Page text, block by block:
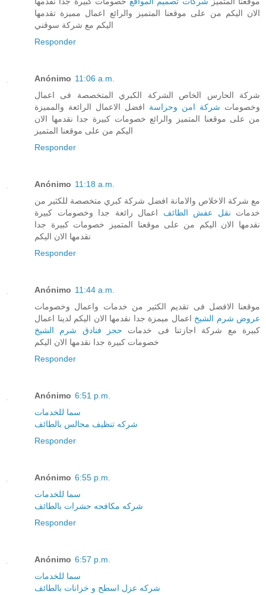
الان اليكم من على موقعنا المتميز والرائع اعمال مميزة تقدمها
اليكم مع شركة سوقني
Responder
Anónimo 11:06 a.m.
شركة الحارس الخاص الشركة الكبري المتخصصة فى اعمال
وخصومات شركة امن وحراسة افضل الاعمال الرائعة والمميزة
من على موقعنا المتميز والرائع خصومات كبيرة جدا نقدمها الان
اليكم من على موقعنا المتميز
Responder
Anónimo 11:18 a.m.
مع شركة الاخلاص والامانة افضل شركة كبري متخصصة للكثير من
خدمات نقل عفش الطائف اعمال رائعة جدا وخصومات كبيرة
نقدمها الان اليكم من على موقعنا المتميز خصومات كبيرة جدا
نقدمها الان اليكم
Responder
Anónimo 11:44 a.m.
موقعنا الافضل فى تقديم الكثير من خدمات واعمال وخصومات
عروض شرم الشيخ اعمال ميمزة جدا نقدمها الان اليكم لدينا اعمال
كبيرة مع شركة اجازتنا فى خدمات حجز فنادق شرم الشيخ
خصومات كبيرة جدا نقدمها الان اليكم
Responder
Anónimo 6:51 p.m.
سما للخدمات
شركه تنظيف مجالس بالطائف
Responder
Anónimo 6:55 p.m.
سما للخدمات
شركه مكافحه حشرات بالطائف
Responder
Anónimo 6:57 p.m.
سما للخدمات
شركه عزل اسطح و خزانات بالطائف